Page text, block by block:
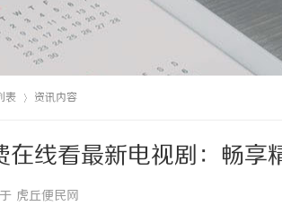
表 资讯内容
在线看最新电视剧：畅享
虎丘便民网